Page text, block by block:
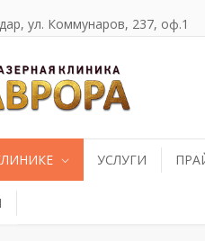
ул. Коммунаров, 237, оф.1
УСЛУГИ